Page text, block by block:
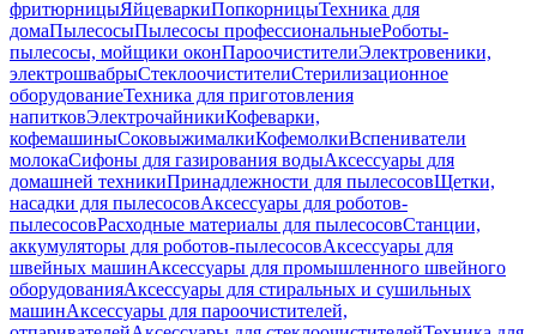
фритюрницыЯйцеваркиПопкорницыТехника для
домаПылесосыПылесосы профессиональныеРоботы-
пылесосы, мойщики оконПароочистителиЭлектровеники,
электрошвабрыСтеклоочистителиСтерилизационное
оборудованиеТехника для приготовления
напитковЭлектрочайникиКофеварки,
кофемашиныСоковыжималкиКофемолкиВспениватели
молокаСифоны для газирования водыАксессуары для
домашней техникиПринадлежности для пылесосовЩетки,
насадки для пылесосовАксессуары для роботов-
пылесосовРасходные материалы для пылесосовСтанции,
аккумуляторы для роботов-пылесосовАксессуары для
швейных машинАксессуары для промышленного швейного
оборудованияАксессуары для стиральных и сушильных
машинАксессуары для пароочистителей,